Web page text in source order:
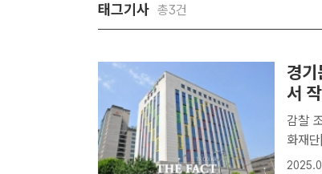
태그기사 총3건
경
서
감찰 조사
화재
억 원